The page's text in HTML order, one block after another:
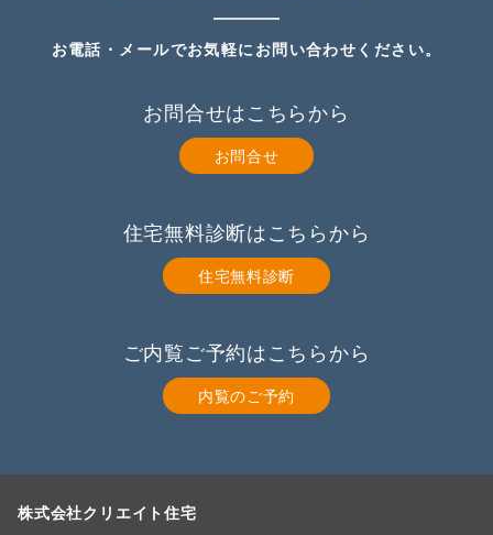
お電話・メールでお気軽にお問い合わせください。
お問合せはこちらから
お問合せ
住宅無料診断はこちらから
住宅無料診断
ご内覧ご予約はこちらから
内覧のご予約
株式会社クリエイト住宅